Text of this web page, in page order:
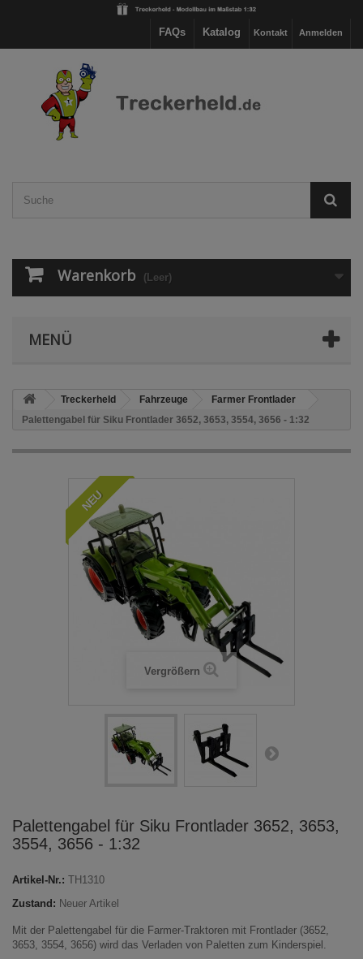
Anmelden
Kontakt
Katalog
FAQs
Warenkorb (Leer)
MENÜ
Treckerheld Fahrzeuge
Farmer Frontlader
Palettengabel für Siku Frontlader 3652, 3653, 3554, 3656 - 1:32
NEU
Vergrößern
Palettengabel für Siku Frontlader 3652, 3653,
3554, 3656 - 1:32
Artikel-Nr.: TH1310
Zustand: Neuer Artikel
Mit der Palettengabel für die Farmer-Traktoren mit Frontlader (3652,
3653, 3554, 3656) wird das Verladen von Paletten zum Kinderspiel.